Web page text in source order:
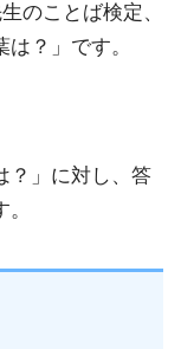
のことば検定、
？」です。
？」に対し、答